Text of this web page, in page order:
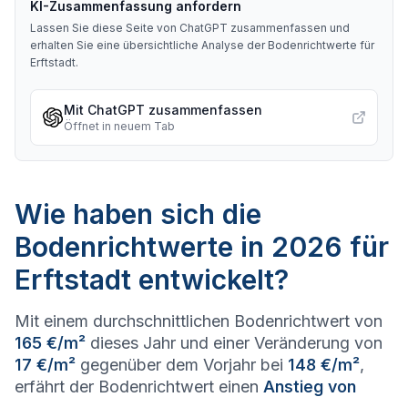
KI-Zusammenfassung anfordern
Lassen Sie diese Seite von ChatGPT zusammenfassen und
erhalten Sie eine übersichtliche Analyse der Bodenrichtwerte für
Erftstadt.
Mit ChatGPT zusammenfassen
Öffnet in neuem Tab
Wie haben sich die
Bodenrichtwerte in 2026 für
Erftstadt entwickelt?
Mit einem durchschnittlichen Bodenrichtwert von
165 €/m² dieses Jahr und einer Veränderung von
17 €/m² gegenüber dem Vorjahr bei 148 €/m²,
erfährt der Bodenrichtwert einen Anstieg von